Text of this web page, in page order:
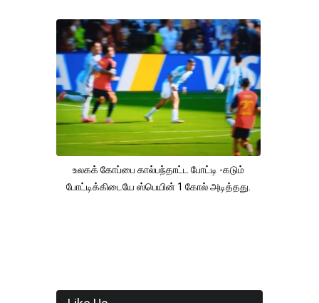
உலகக் கோப்பை கால்பந்தாட்ட போட்டி -கடும்
போட்டிக்கிடையே ஸ்பெயின் 1 கோல் அடித்தது.